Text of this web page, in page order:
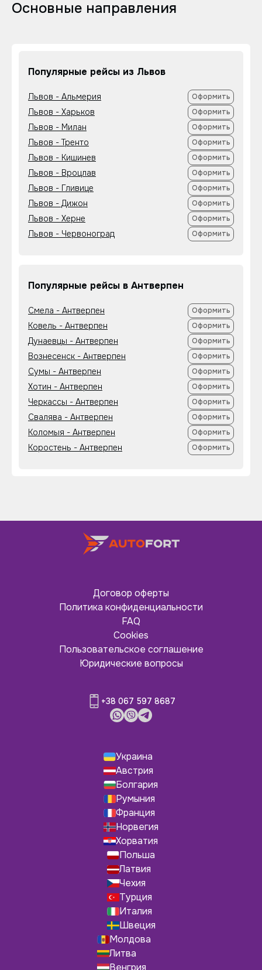
Основные направления
Популярные рейсы из Львов
Львов - Альмерия Оформить
Львов - Харьков Оформить
Львов - Милан Оформить
Львов - Тренто Оформить
Львов - Кишинев Оформить
Львов - Вроцлав Оформить
Львов - Гливице Оформить
Львов - Дижон Оформить
Львов - Херне Оформить
Львов - Червоноград Оформить
Популярные рейсы в Антверпен
Смела - Антверпен Оформить
Ковель - Антверпен Оформить
Дунаевцы - Антверпен Оформить
Вознесенск - Антверпен Оформить
Сумы - Антверпен Оформить
Хотин - Антверпен Оформить
Черкассы - Антверпен Оформить
Свалява - Антверпен Оформить
Коломыя - Антверпен Оформить
Коростень - Антверпен Оформить
Договор оферты
Политика конфиденциальности
FAQ
Cookies
Пользовательское соглашение
Юридические вопросы
+38 067 597 8687
Украина
Австрия
Болгария
Румыния
Франция
Норвегия
Хорватия
Польша
Латвия
Чехия
Турция
Италия
Швеция
Молдова
Литва
Венгрия